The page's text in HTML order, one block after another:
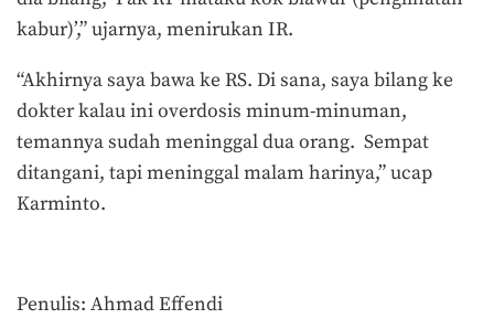
kabur)’,” ujarnya, menirukan IR.
“Akhirnya saya bawa ke RS. Di sana, saya bilang ke
dokter kalau ini overdosis minum-minuman,
temannya sudah meninggal dua orang. Sempat
ditangani, tapi meninggal malam harinya,” ucap
Karminto.
Penulis: Ahmad Effendi